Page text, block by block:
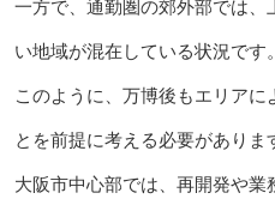
一方で、通勤圏の郊外部では
い地域が混在している状況です。
このように、万博後もエリアに
とを前提に考える必要がありま
大阪市中心部では、再開発や